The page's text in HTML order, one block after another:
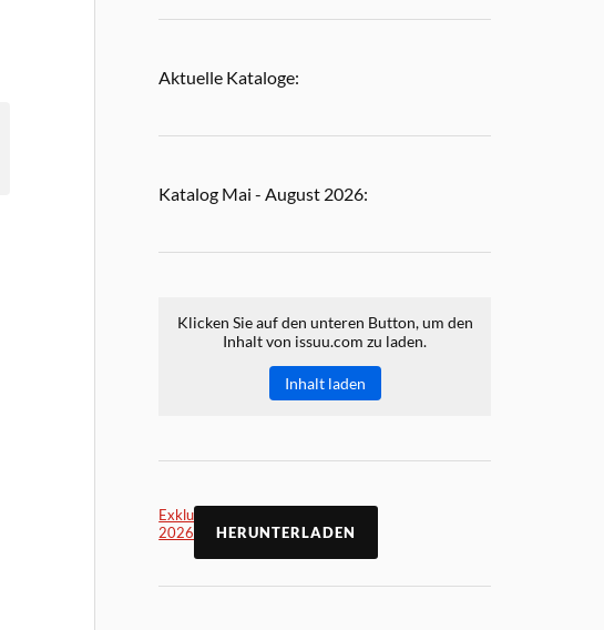
Aktuelle Kataloge:
Katalog Mai - August 2026:
Klicken Sie auf den unteren Button, um den
Inhalt von issuu.com zu laden.
Inhalt laden
Exklusiv Online Mai
2026
HERUNTERLADEN